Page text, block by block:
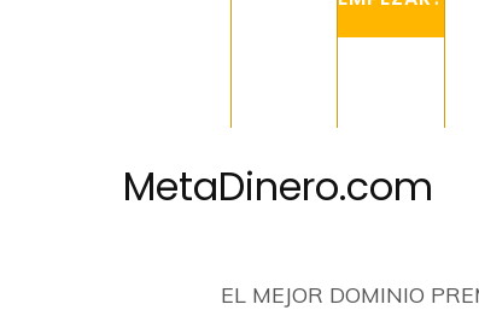
MetaDinero.com
EL MEJOR DOMINIO